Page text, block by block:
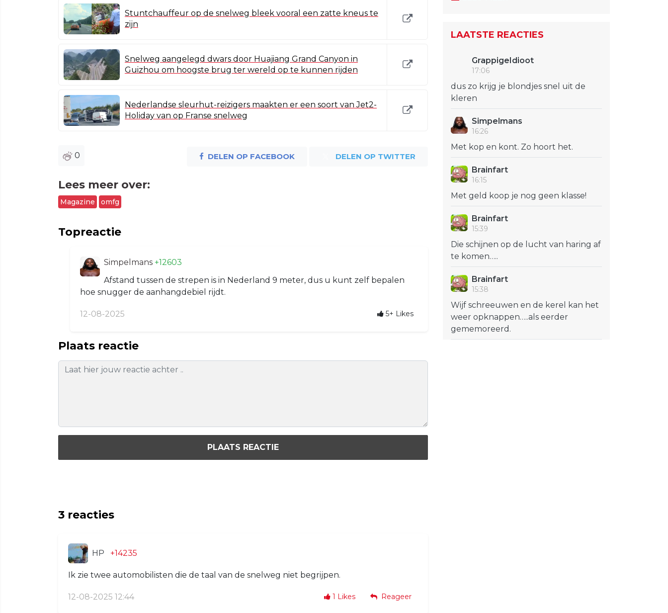
Stuntchauffeur op de snelweg bleek vooral een zatte kneus te
zijn
Snelweg aangelegd dwars door Huajiang Grand Canyon in
Guizhou om hoogste brug ter wereld op te kunnen rijden
Nederlandse sleurhut-reizigers maakten er een soort van Jet2-
Holiday van op Franse snelweg
0 DELEN OP FACEBOOK DELEN OP TWITTER
Lees meer over:
Magazine omfg
Topreactie
Simpelmans +12603
Afstand tussen de strepen is in Nederland 9 meter, dus u kunt zelf bepalen
hoe snugger de aanhangdebiel rijdt.
12-08-2025 5+ Likes
Plaats reactie
PLAATS REACTIE
3 reacties
HP +14235
Ik zie twee automobilisten die de taal van de snelweg niet begrijpen.
12-08-2025 12:44 1 Likes Reageer
LAATSTE REACTIES
GrappigeIdioot
17:06
dus zo krijg je blondjes snel uit de
kleren
Simpelmans
16:26
Met kop en kont. Zo hoort het.
Brainfart
16:15
Met geld koop je nog geen klasse!
Brainfart
15:39
Die schijnen op de lucht van haring af
te komen…..
Brainfart
15:38
Wijf schreeuwen en de kerel kan het
weer opknappen…..als eerder
gememoreerd.